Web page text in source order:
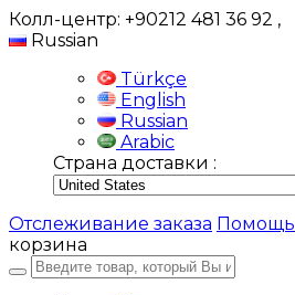
Колл-центр: +90212 481 36 92 ,
Russian
Türkçe
English
Russian
Arabic
Страна доставки :
Отслеживание заказа Помощь
корзина